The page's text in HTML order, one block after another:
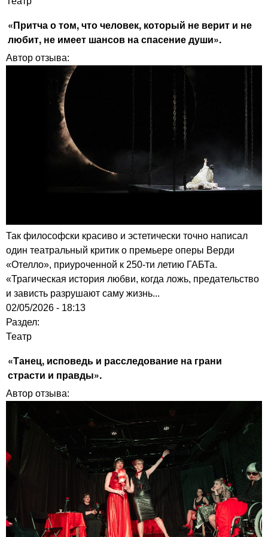
«Притча о том, что человек, который не верит и не
любит, не имеет шансов на спасение души».
Автор отзыва:
Так философски красиво и эстетически точно написал
один театральный критик о премьере оперы Верди
«Отелло», приуроченной к 250-ти летию ГАБТа.
«Трагическая история любви, когда ложь, предательство
и зависть разрушают саму жизнь...
02/05/2026 - 18:13
Раздел:
Театр
«Танец, исповедь и расследование на грани
страсти и правды».
Автор отзыва: